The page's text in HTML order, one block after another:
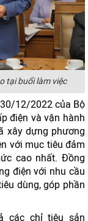
tại buổi làm việc
12/2022 của Bộ
điện và vận hành
xây dựng phương
với mục tiêu đảm
cao nhất. Đồng
điện với nhu cầu
dùng, góp phần
các chỉ tiêu sản